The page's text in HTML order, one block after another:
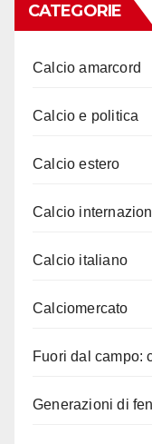
CATEGORIE
Calcio amarcord
Calcio e politica
Calcio estero
Calcio
Calcio italiano
Calciomercato
Fuori dal campo:
Generazioni di